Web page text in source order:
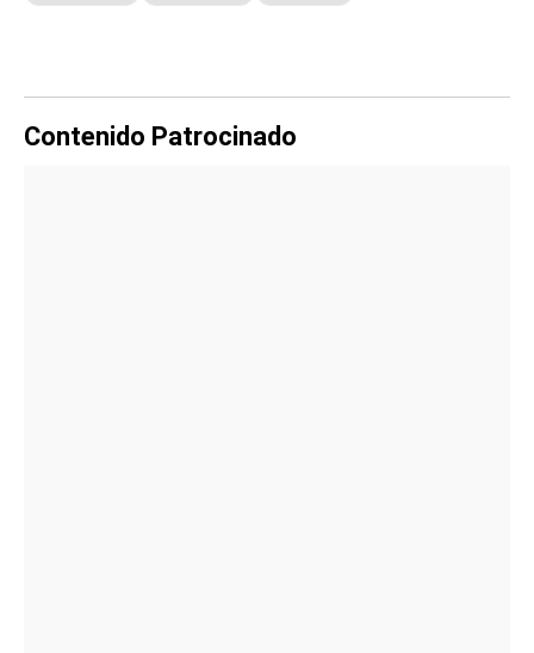
Contenido Patrocinado